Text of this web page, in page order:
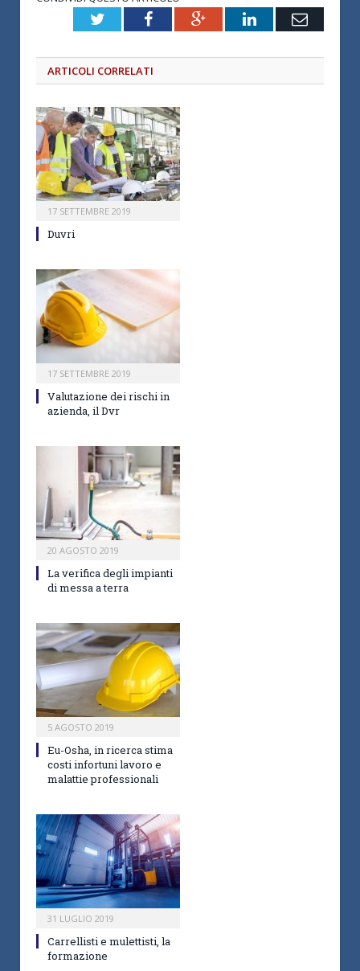
TwitterFacebookGoogle+LinkedInEmail
ARTICOLI CORRELATI
17 SETTEMBRE 2019
Duvri
17 SETTEMBRE 2019
Valutazione dei rischi in
azienda, il Dvr
20 AGOSTO 2019
La verifica degli impianti
di messa a terra
5 AGOSTO 2019
Eu-Osha, in ricerca stima
costi infortuni lavoro e
malattie professionali
31 LUGLIO 2019
Carrellisti e mulettisti, la
formazione